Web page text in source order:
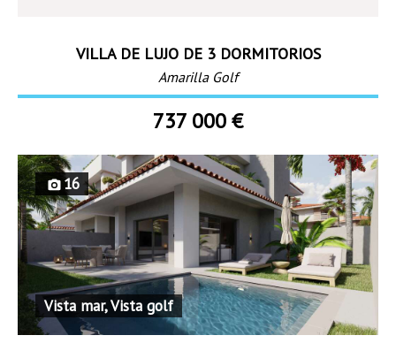
VILLA DE LUJO DE 3 DORMITORIOS
Amarilla Golf
737 000 €
16
Vista mar, Vista golf